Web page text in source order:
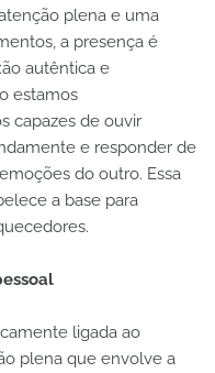
plena e uma
a presença é
autêntica e
estamos
capazes de ouvir
e responder de
do outro. Essa
a base para
ligada ao
plena que envolve a